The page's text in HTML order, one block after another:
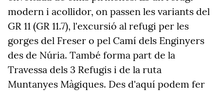
modern i acollidor, on passen les variants del
GR 11 (GR 11.7), l'excursió al refugi per les
gorges del Freser o pel Camí dels Enginyers
des de Núria. També forma part de la
Travessa dels 3 Refugis i de la ruta
Muntanyes Màgiques. Des d'aquí podem fer